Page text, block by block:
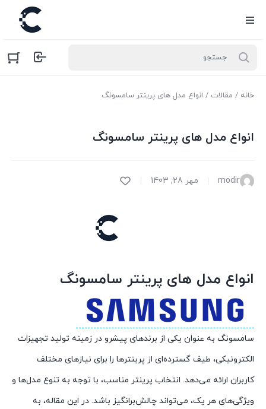
خانه / مقالات / انواع مدل های پرینتر سامسونگ
انواع مدل های پرینتر سامسونگ
modir مهر 28, 1403
انواع مدل های پرینتر سامسونگ
سامسونگ به عنوان یکی از برندهای پیشرو در زمینه تولید تجهیزات
الکترونیکی، طیف گسترده‌ای از پرینترها را برای نیازهای مختلف
کاربران ارائه می‌دهد. انتخاب پرینتر مناسب، با توجه به تنوع مدل‌ها و
ویژگی‌های هر یک، می‌تواند چالش‌برانگیز باشد. در این مقاله، به